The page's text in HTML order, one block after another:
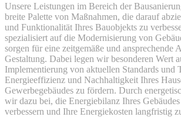
Unsere Leistungen im Bereich der
breite Palette von Maßnahmen, die darauf
und Funktionalität Ihres Bauobjekts zu
spezialisiert auf die Modernisierung von
sorgen für eine zeitgemäße und ansprechende
Gestaltung. Dabei legen wir besonderen Wert
Implementierung von aktuellen Standards und
Energieeffizienz und Nachhaltigkeit Ihres
Gewerbegebäudes zu fördern. Durch
wir dazu bei, die Energiebilanz Ihres
verbessern und Ihre Energiekosten langfristig